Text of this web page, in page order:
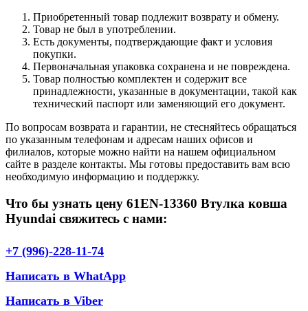
Приобретенный товар подлежит возврату и обмену.
Товар не был в употреблении.
Есть документы, подтверждающие факт и условия
покупки.
Первоначальная упаковка сохранена и не повреждена.
Товар полностью комплектен и содержит все
принадлежности, указанные в документации, такой как
технический паспорт или заменяющий его документ.
По вопросам возврата и гарантии, не стесняйтесь обращаться
по указанным телефонам и адресам наших офисов и
филиалов, которые можно найти на нашем официальном
сайте в разделе контакты. Мы готовы предоставить вам всю
необходимую информацию и поддержку.
Что бы узнать цену 61EN-13360 Втулка ковша
Hyundai свяжитесь с нами:
+7 (996)-228-11-74
Написать в WhatApp
Написать в Viber